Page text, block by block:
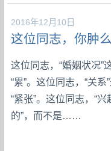
2016年12月10日
这位同志，你肿
这位同志，“婚姻状况”
“累”。这位同志，“关
“紧张”。这位同志，“
的”，而不是……